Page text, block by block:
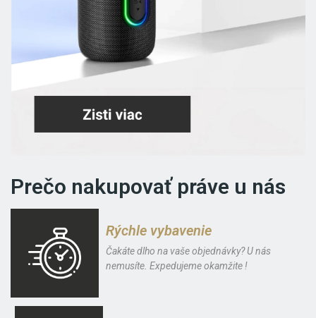
Prečo nakupovať práve u nás
Rýchle vybavenie
Čakáte dlho na vaše objednávky? U nás
nemusíte. Expedujeme okamžite !